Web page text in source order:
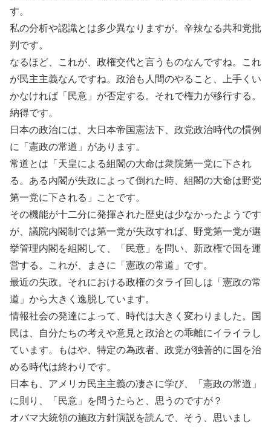
す。
私の分析や認識とは多少異なりますが。辛辣なる共和党批
判です。
なるほど、これが、政権交代と言うものなんですね。これ
が民主主義なんですね。政治も人間のやること、上手くい
かなければ「民意」が否定する。それで権力が移行する。
納得です。
日本の政治には、大日本帝国憲法下、政党政治時代の慣例
に「憲政の常道」があります。
常道とは「天皇による組閣の大命は衆院第一党に下され
る。ある内閣が失政によって倒れた時、組閣の大命は野党
第一党に下される」ことです。
その機能が十二分に発揮された歴史は少なかったようです
が、議院内閣制では第一党が失政すれば、野党第一党が選
挙管理内閣を組閣して、「民意」を問い、新政権で国を運
営する。これが、まさに「憲政の常道」です。
最近の失政。それにおける政権のタライ回しは「憲政の常
道」から大きく逸脱しています。
情報社会の発達によって、時代は大きく変わりました。国
民は、自分たちの考えや意見と政治との乖離にイライラし
ています。もはや、特定の為政者、政党が独善的に国を治
める時代は終わりです。
日本も、アメリカ民主主義の凄さに学び、「憲政の常道」
に則り、「民意」を問うたらと、思うのですが？
オバマ大統領の施政方針演説を読んで、そう、思いまし